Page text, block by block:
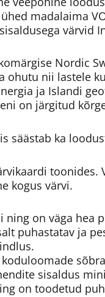
madalaima
värvid
Nordic
ohutu nii lastele
ja Islandi
on järgitud
säästab ka
kogus värvi.
on väga hea
puhastatav ja
sisaldus
on toodetud